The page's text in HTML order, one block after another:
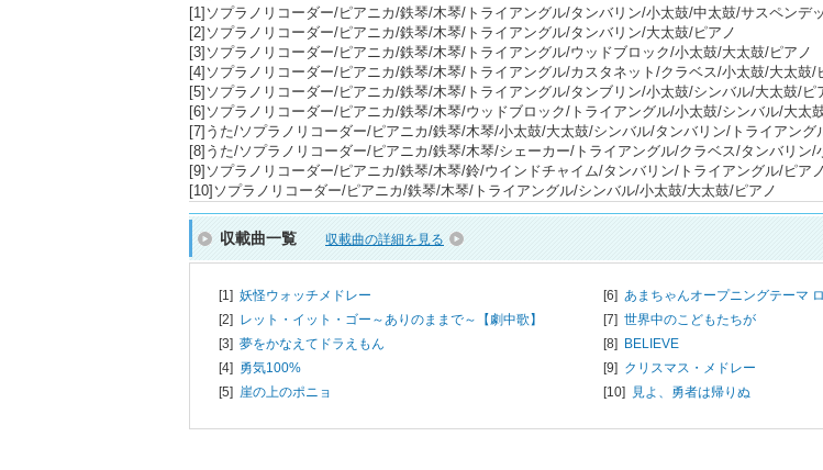
[1]ソプラノリコーダー/ピアニカ/鉄琴/木琴/トライアングル/タンバリン/小太鼓/中太鼓/サスペンデ
[2]ソプラノリコーダー/ピアニカ/鉄琴/木琴/トライアングル/タンバリン/大太鼓/ピアノ
[3]ソプラノリコーダー/ピアニカ/鉄琴/木琴/トライアングル/ウッドブロック/小太鼓/大太鼓/ピアノ
[4]ソプラノリコーダー/ピアニカ/鉄琴/木琴/トライアングル/カスタネット/クラベス/小太鼓/大太鼓/
[5]ソプラノリコーダー/ピアニカ/鉄琴/木琴/トライアングル/タンブリン/小太鼓/シンバル/大太鼓/ピ
[6]ソプラノリコーダー/ピアニカ/鉄琴/木琴/ウッドブロック/トライアングル/小太鼓/シンバル/大太
[7]うた/ソプラノリコーダー/ピアニカ/鉄琴/木琴/小太鼓/大太鼓/シンバル/タンバリン/トライアング
[8]うた/ソプラノリコーダー/ピアニカ/鉄琴/木琴/シェーカー/トライアングル/クラベス/タンバリン/
[9]ソプラノリコーダー/ピアニカ/鉄琴/木琴/鈴/ウインドチャイム/タンバリン/トライアングル/ピアノ
[10]ソプラノリコーダー/ピアニカ/鉄琴/木琴/トライアングル/シンバル/小太鼓/大太鼓/ピアノ
収載曲一覧 収載曲の詳細を見る
[1] 妖怪ウォッチメドレー
[2] レット・イット・ゴー～ありのままで～【劇中歌】
[3] 夢をかなえてドラえもん
[4] 勇気100%
[5] 崖の上のポニョ
[6] あまちゃんオープニングテーマ
[7] 世界中のこどもたちが
[8] BELIEVE
[9] クリスマス・メドレー
[10] 見よ、勇者は帰りぬ